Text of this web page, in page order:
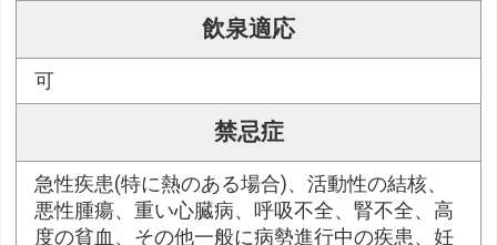
飲泉適応
可
禁忌症
急性疾患(特に熱のある場合)、活動性の結核、
悪性腫瘍、重い心臓病、呼吸不全、腎不全、高
度の貧血、その他一般に病勢進行中の疾患、妊